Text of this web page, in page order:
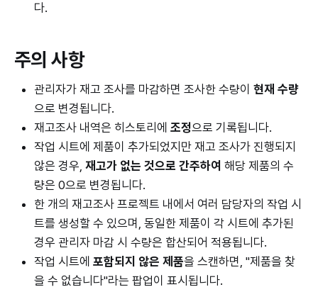
다.
주의 사항
관리자가 재고 조사를 마감하면 조사한 수량이 현재 수량
으로 변경됩니다.
재고조사 내역은 히스토리에 조정으로 기록됩니다.
작업 시트에 제품이 추가되었지만 재고 조사가 진행되지
않은 경우, 재고가 없는 것으로 간주하여 해당 제품의 수
량은 0으로 변경됩니다.
한 개의 재고조사 프로젝트 내에서 여러 담당자의 작업 시
트를 생성할 수 있으며, 동일한 제품이 각 시트에 추가된
경우 관리자 마감 시 수량은 합산되어 적용됩니다.
작업 시트에 포함되지 않은 제품을 스캔하면, "제품을 찾
을 수 없습니다"라는 팝업이 표시됩니다.